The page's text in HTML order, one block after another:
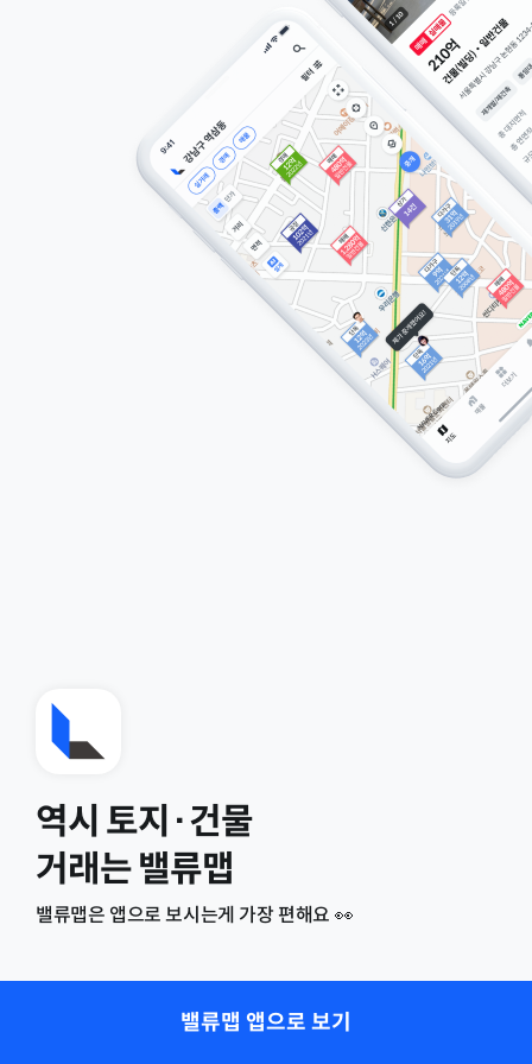
역시 토지·건물
거래는 밸류맵
밸류맵은 앱으로 보시는게 가장 편해요 👀
밸류맵 앱으로 보기